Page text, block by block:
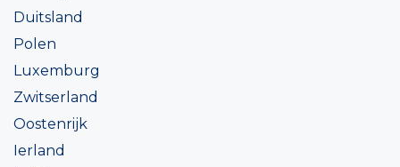
Duitsland
Polen
Luxemburg
Zwitserland
Oostenrijk
Ierland